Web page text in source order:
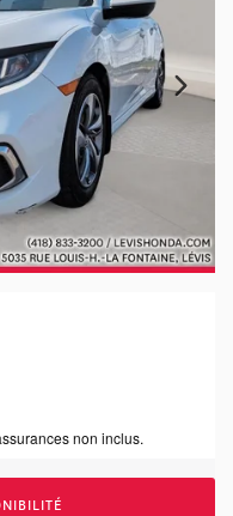
non inclus.